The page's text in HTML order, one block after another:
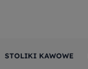
STOLIKI KAWOWE